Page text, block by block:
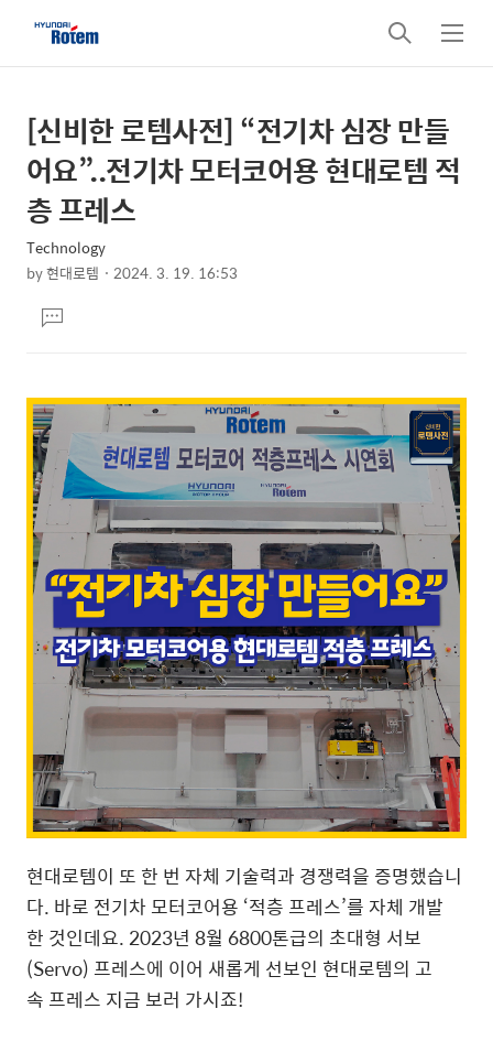
검
색
메
뉴
상
세
컨
텐
츠
본
문
제
목
[신비한 로템사전] “전기차 심장 만들
어요”..전기차 모터코어용 현대로템 적
층 프레스
Technology
by현대로템 2024. 3. 19. 16:53
문댓
글
현대로템이 또 한 번 자체 기술력과 경쟁력을 증명했습니
다. 바로 전기차 모터코어용 ‘적층 프레스’를 자체 개발
한 것인데요. 2023년 8월 6800톤급의 초대형 서보
(Servo) 프레스에 이어 새롭게 선보인 현대로템의 고
속 프레스 지금 보러 가시죠!